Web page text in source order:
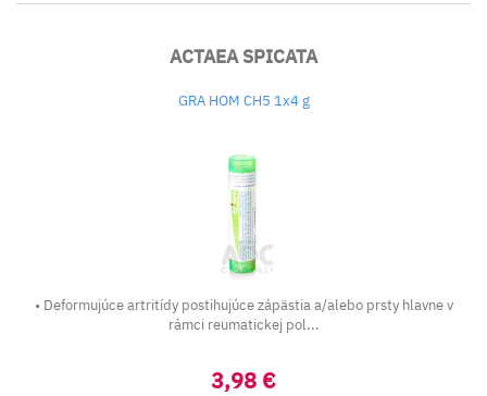
ACTAEA SPICATA
GRA HOM CH5 1x4 g
• Deformujúce artritídy postihujúce zápästia a/alebo prsty hlavne v
rámci reumatickej pol...
3,98 €